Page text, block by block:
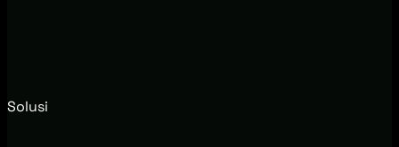
Solusi